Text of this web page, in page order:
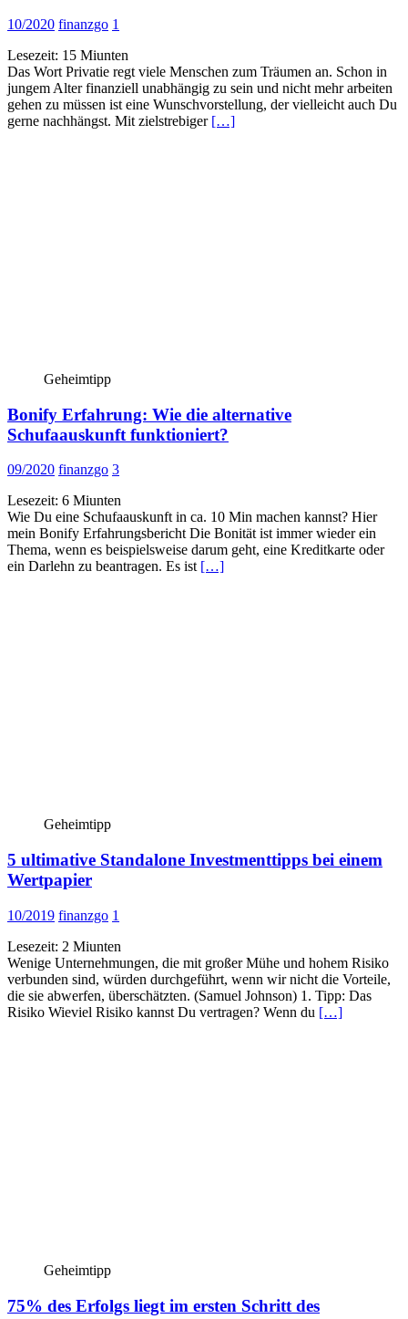
10/2020 finanzgo 1
Lesezeit: 15 Miunten
Das Wort Privatie regt viele Menschen zum Träumen an. Schon in
jungem Alter finanziell unabhängig zu sein und nicht mehr arbeiten
gehen zu müssen ist eine Wunschvorstellung, der vielleicht auch Du
gerne nachhängst. Mit zielstrebiger […]
Geheimtipp
Bonify Erfahrung: Wie die alternative
Schufaauskunft funktioniert?
09/2020 finanzgo 3
Lesezeit: 6 Miunten
Wie Du eine Schufaauskunft in ca. 10 Min machen kannst? Hier
mein Bonify Erfahrungsbericht Die Bonität ist immer wieder ein
Thema, wenn es beispielsweise darum geht, eine Kreditkarte oder
ein Darlehn zu beantragen. Es ist […]
Geheimtipp
5 ultimative Standalone Investmenttipps bei einem
Wertpapier
10/2019 finanzgo 1
Lesezeit: 2 Miunten
Wenige Unternehmungen, die mit großer Mühe und hohem Risiko
verbunden sind, würden durchgeführt, wenn wir nicht die Vorteile,
die sie abwerfen, überschätzten. (Samuel Johnson) 1. Tipp: Das
Risiko Wieviel Risiko kannst Du vertragen? Wenn du […]
Geheimtipp
75% des Erfolgs liegt im ersten Schritt des